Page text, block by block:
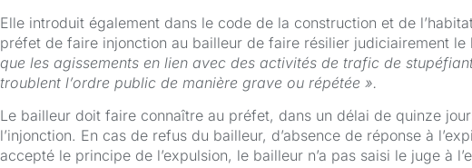
Elle introduit également dans le code de la construction et de
préfet de faire injonction au bailleur de faire résilier judiciairement le
que les agissements en lien avec des activités de trafic de
troublent l’ordre public de manière grave ou répétée ».
Le bailleur doit faire connaître au préfet, dans un délai de quinze
l’injonction. En cas de refus du bailleur, d’absence de réponse à
accepté le principe de l’expulsion, le bailleur n’a pas saisi le juge à